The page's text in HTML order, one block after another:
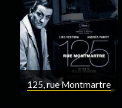
125, rue Montmartre